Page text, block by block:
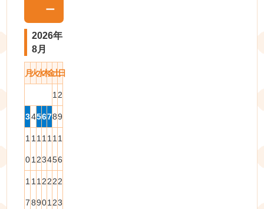
ー
2026年
8月
月火水木金土日
1 2
3456789
1
0
1
1
1
2
1
3
1
4
1
5
1
6
1
7
1
8
1
9
2
0
2
1
2
2
2
3